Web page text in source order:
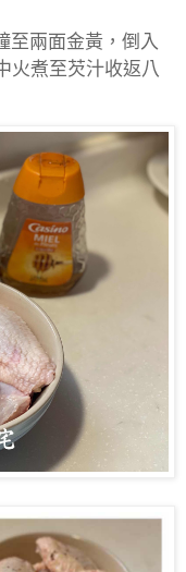
至兩面金黃，倒入
火煮至芡汁收返八